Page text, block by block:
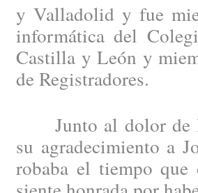
y Valladolid y fue
informática del
Castilla y León y
de Registradores.
Junto al dolor de
su agradecimiento a
robaba el tiempo